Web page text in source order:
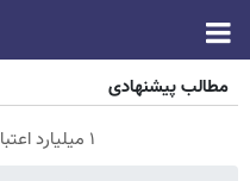
مطالب پیشنهادی
۱ میلیارد اعتبار خرید طلا | بدون ضامن و چک